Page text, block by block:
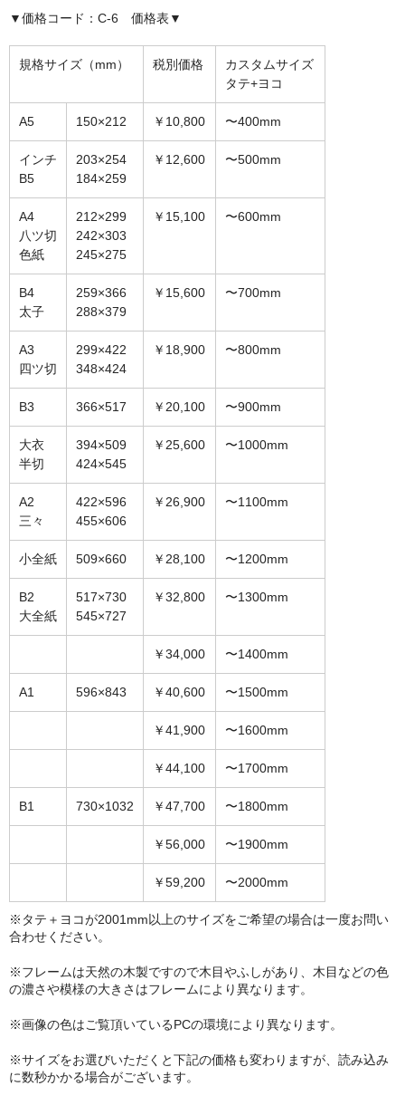
FAX専用ご注文用紙
お問い合わせフォーム
ショップ
For overseas customers
会社案内
サイトマップ
オーダーメイド額装
額装のご相談・注文方法
額装参考作品
ショップ
▼価格コード：C-6 価格表▼
規格サイズ（mm） 税別価格
カスタムサイズ
タテ+ヨコ
A5 150×212 ￥10,800 〜400mm
インチ
B5
203×254
184×259
￥12,600 〜500mm
A4
八ツ切
色紙
212×299
242×303
245×275
￥15,100 〜600mm
B4
太子
259×366
288×379
￥15,600 〜700mm
A3
四ツ切
299×422
348×424
￥18,900 〜800mm
B3 366×517 ￥20,100 〜900mm
大衣
半切
394×509
424×545
￥25,600 〜1000mm
A2
三々
422×596
455×606
￥26,900 〜1100mm
小全紙 509×660 ￥28,100 〜1200mm
B2
大全紙
517×730
545×727
￥32,800 〜1300mm
￥34,000 〜1400mm
A1 596×843 ￥40,600 〜1500mm
￥41,900 〜1600mm
￥44,100 〜1700mm
B1 730×1032 ￥47,700 〜1800mm
￥56,000 〜1900mm
￥59,200 〜2000mm
※タテ＋ヨコが2001mm以上のサイズをご希望の場合は一度お問い
合わせください。
※フレームは天然の木製ですので木目やふしがあり、木目などの色
の濃さや模様の大きさはフレームにより異なります。
※画像の色はご覧頂いているPCの環境により異なります。
※サイズをお選びいただくと下記の価格も変わりますが、読み込み
に数秒かかる場合がございます。